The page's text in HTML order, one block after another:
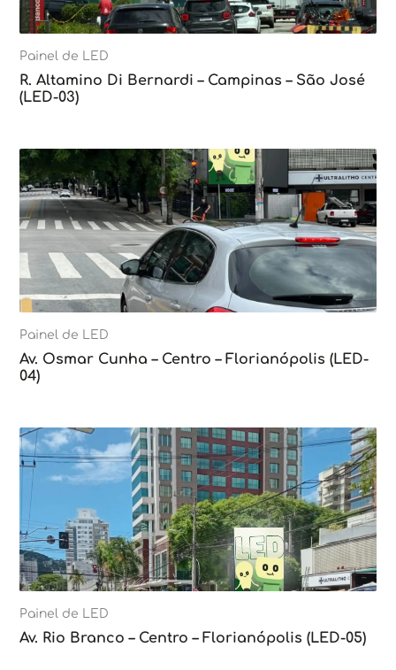
Painel de LED
R. Altamino Di Bernardi – Campinas – São José
(LED-03)
Painel de LED
Av. Osmar Cunha – Centro – Florianópolis (LED-
04)
Painel de LED
Av. Rio Branco – Centro – Florianópolis (LED-05)